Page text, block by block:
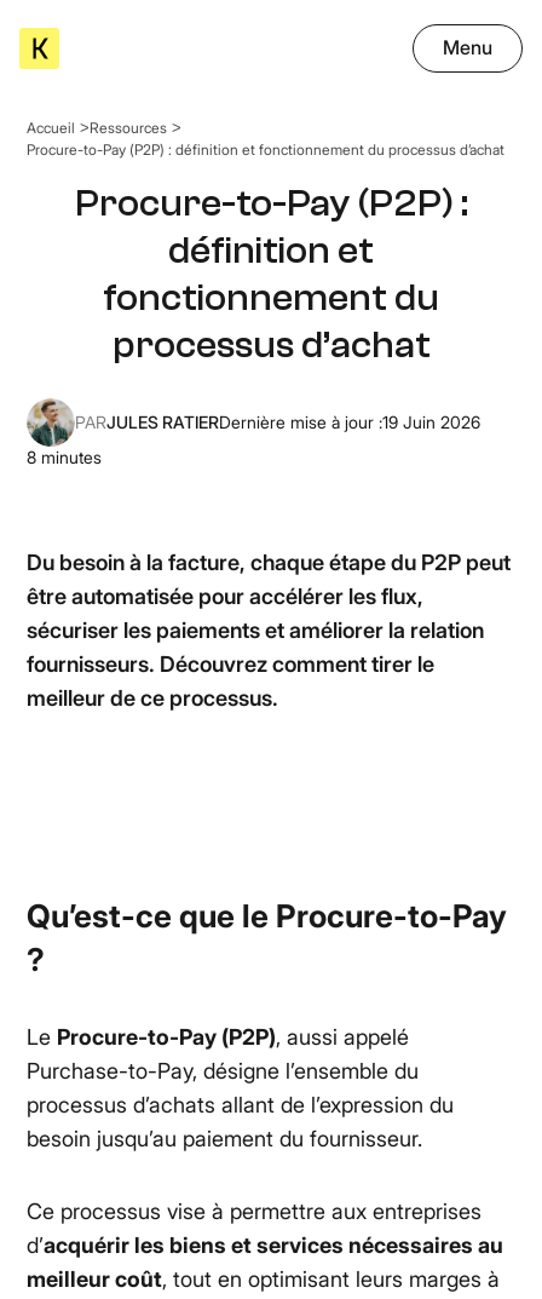
Menu
Accueil
Ressources
Procure-to-Pay (P2P) : définition et fonctionnement du processus d’achat
Procure-to-Pay (P2P) :
définition et
fonctionnement du
processus d’achat
PARJULES RATIERDernière mise à jour :19 Juin 2026
8 minutes
Du besoin à la facture, chaque étape du P2P peut
être automatisée pour accélérer les flux,
sécuriser les paiements et améliorer la relation
fournisseurs. Découvrez comment tirer le
meilleur de ce processus.
Qu’est-ce que le Procure-to-Pay
?
Le Procure-to-Pay (P2P), aussi appelé
Purchase-to-Pay, désigne l’ensemble du
processus d’achats allant de l’expression du
besoin jusqu’au paiement du fournisseur.
Ce processus vise à permettre aux entreprises
d’acquérir les biens et services nécessaires au
meilleur coût, tout en optimisant leurs marges à